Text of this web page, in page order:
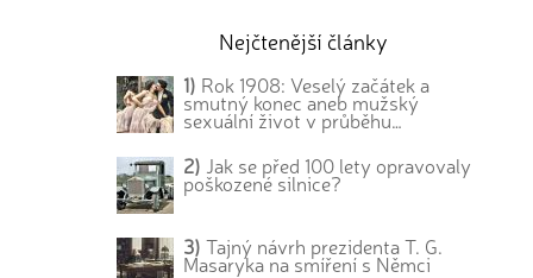
Nejčtenější články
1) Rok 1908: Veselý začátek a
smutný konec aneb mužský
sexuální život v průběhu…
2) Jak se před 100 lety opravovaly
poškozené silnice?
3) Tajný návrh prezidenta T. G.
Masaryka na smíření s Němci